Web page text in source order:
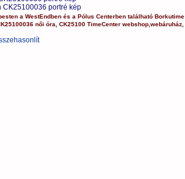
a WestEndbenés a Pólus Centerbentalálható Borkutime
női óra CK25100 TimeCenter webshop, webáruház,